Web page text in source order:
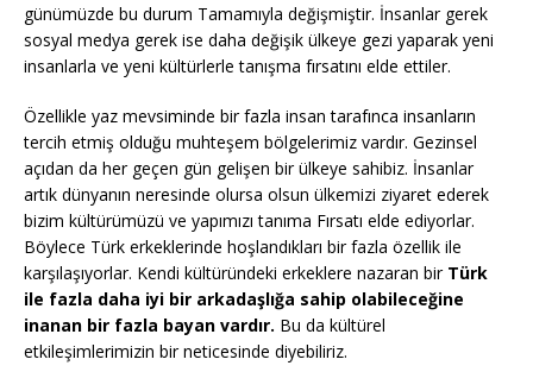
günümüzde bu durum Tamamıyla değişmiştir. İnsanlar gerek
sosyal medya gerek ise daha değişik ülkeye gezi yaparak yeni
insanlarla ve yeni kültürlerle tanışma fırsatını elde ettiler.
Özellikle yaz mevsiminde bir fazla insan tarafınca insanların
tercih etmiş olduğu muhteşem bölgelerimiz vardır. Gezinsel
açıdan da her geçen gün gelişen bir ülkeye sahibiz. İnsanlar
artık dünyanın neresinde olursa olsun ülkemizi ziyaret ederek
bizim kültürümüzü ve yapımızı tanıma Fırsatı elde ediyorlar.
Böylece Türk erkeklerinde hoşlandıkları bir fazla özellik ile
karşılaşıyorlar. Kendi kültüründeki erkeklere nazaran birTürk
ile fazla daha iyi bir arkadaşlığa sahip olabileceğine
inanan bir fazla bayan vardır. Bu da kültürel
etkileşimlerimizin bir neticesinde diyebiliriz.